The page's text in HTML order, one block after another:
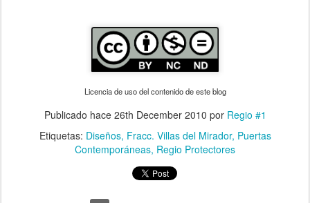
Licencia de uso del contenido de este blog
Publicado hace 26th December 2010 por Regio #1
Etiquetas: Diseños Fracc. Villas del Mirador Puertas
Contemporáneas Regio Protectores